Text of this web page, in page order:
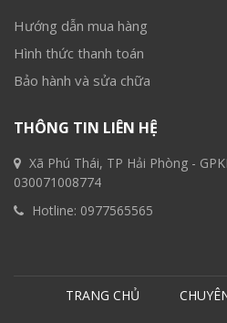
Hướng dẫn mua hàng
Hình thức thanh toán
Bảo hành và sửa chữa
THÔNG TIN LIÊN HỆ
Xã Phú Thái, TP Hải Phòng -
030071008774
Hotline: 0977565565
TRANG CHỦ